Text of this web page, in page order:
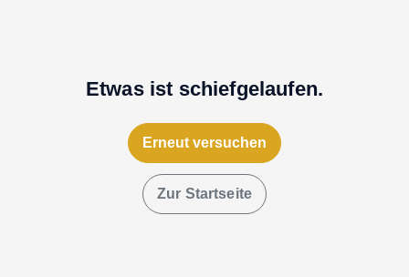
Etwas ist schiefgelaufen.
Erneut versuchen
Zur Startseite